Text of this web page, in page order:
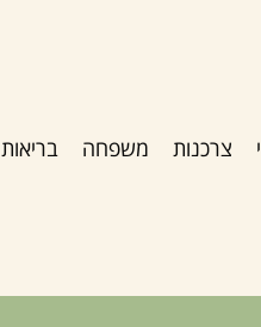
צרכנות משפחה בריאות